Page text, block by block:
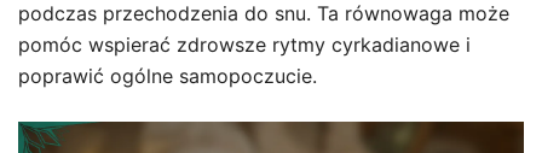
podczas przechodzenia do snu. Ta równowaga może
pomóc wspierać zdrowsze rytmy cyrkadianowe i
poprawić ogólne samopoczucie.